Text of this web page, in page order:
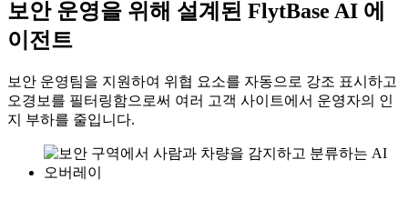
보안 운영을 위해 설계된 FlytBase AI 에
이전트
보안 운영팀을 지원하여 위협 요소를 자동으로 강조 표시하고
오경보를 필터링함으로써 여러 고객 사이트에서 운영자의 인
지 부하를 줄입니다.